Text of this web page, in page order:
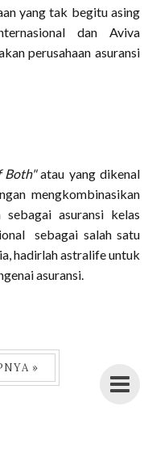
yang tak begitu asing
dan Aviva
perusahaan asuransi
Both"atau yang dikenal
mengkombinasikan
asuransi kelas
sebagai salah satu
hadirlah astralife untuk
asuransi.
»